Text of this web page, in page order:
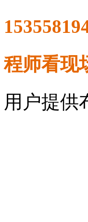
程师看现
用户提供